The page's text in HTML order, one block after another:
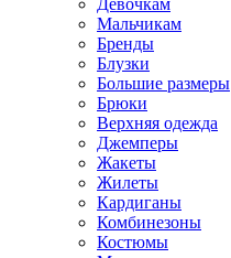
Мальчикам
Бренды
Блузки
Большие размеры
Брюки
Верхняя одежда
Джемперы
Жакеты
Жилеты
Кардиганы
Комбинезоны
Костюмы